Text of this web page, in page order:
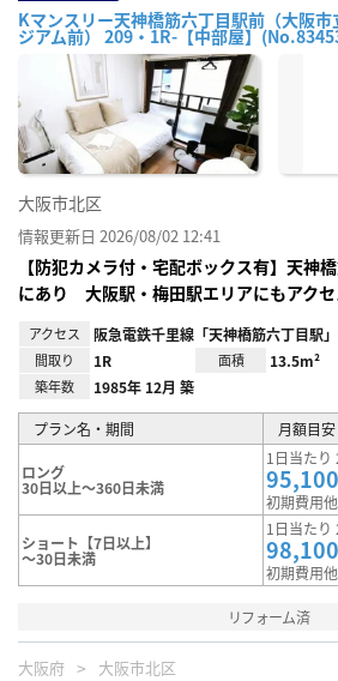
Kマンスリー天神橋筋六丁目駅前（大阪
ジアム前） 209・1R-【中部屋】
大阪市北区
情報更新日 2026/08/02 12:41
【防犯カメラ付・宅配ボックス有】天神
にあり 大阪駅・梅田駅エリアにもアクセ
アクセス 阪急電鉄千里線「天神橋筋六丁目駅
間取り 1R 面積 13.5m²
築年数 1985年 12月 築
プラン名・期間 月額目安
ロング
30日以上～360日未満
1日当たり
95,100
初期費用
ショート【7日以上】
～30日未満
1日当たり
98,100
初期費用
リフォーム済
大阪府 大阪市北区